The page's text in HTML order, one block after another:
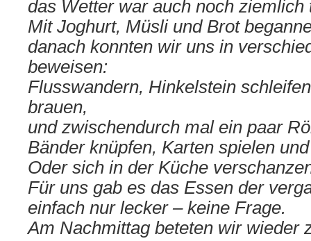
das Wetter war auch noch ziemlich
Mit Joghurt, Müsli und Brot
danach konnten wir uns in
beweisen:
Flusswandern, Hinkelstein
brauen,
und zwischendurch mal ein paar
Bänder knüpfen, Karten spielen
Oder sich in der Küche
Für uns gab es das Essen der
einfach nur lecker – keine Frage.
Am Nachmittag beteten wir wieder